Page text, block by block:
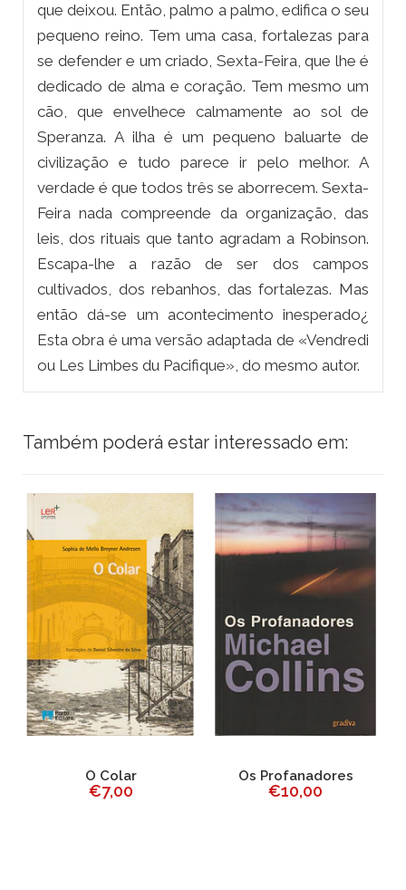
que deixou. Então, palmo a palmo, edifica o seu
pequeno reino. Tem uma casa, fortalezas para
se defender e um criado, Sexta-Feira, que lhe é
dedicado de alma e coração. Tem mesmo um
cão, que envelhece calmamente ao sol de
Speranza. A ilha é um pequeno baluarte de
civilização e tudo parece ir pelo melhor. A
verdade é que todos três se aborrecem. Sexta-
Feira nada compreende da organização, das
leis, dos rituais que tanto agradam a Robinson.
Escapa-lhe a razão de ser dos campos
cultivados, dos rebanhos, das fortalezas. Mas
então dá-se um acontecimento inesperado¿
Esta obra é uma versão adaptada de «Vendredi
ou Les Limbes du Pacifique», do mesmo autor.
Também poderá estar interessado em:
O Colar
€7,00
Os Profanadores
€10,00